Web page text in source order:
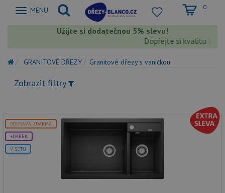
Zobrazit
MENU 0
Užijte si dodatečnou 5% slevu!
Dopřejte si kvalitu
GRANITOVÉ DŘEZY Granitové dřezy s vaničkou
Zobrazit filtry
DOPRAVA ZDARMA
+DÁREK
V SETU